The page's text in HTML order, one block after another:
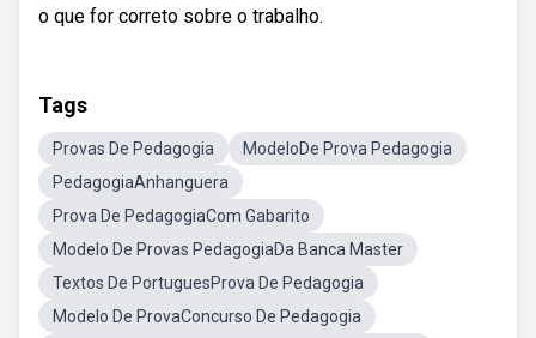
o que for correto sobre o trabalho.
Tags
Provas De Pedagogia
ModeloDe Prova Pedagogia
PedagogiaAnhanguera
Prova De PedagogiaCom Gabarito
Modelo De Provas PedagogiaDa Banca Master
Textos De PortuguesProva De Pedagogia
Modelo De ProvaConcurso De Pedagogia